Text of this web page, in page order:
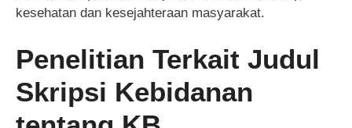
kesehatan dan kesejahteraan masyarakat.
Penelitian Terkait Judul
Skripsi Kebidanan